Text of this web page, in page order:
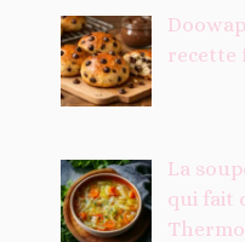
recette
La
qui fait